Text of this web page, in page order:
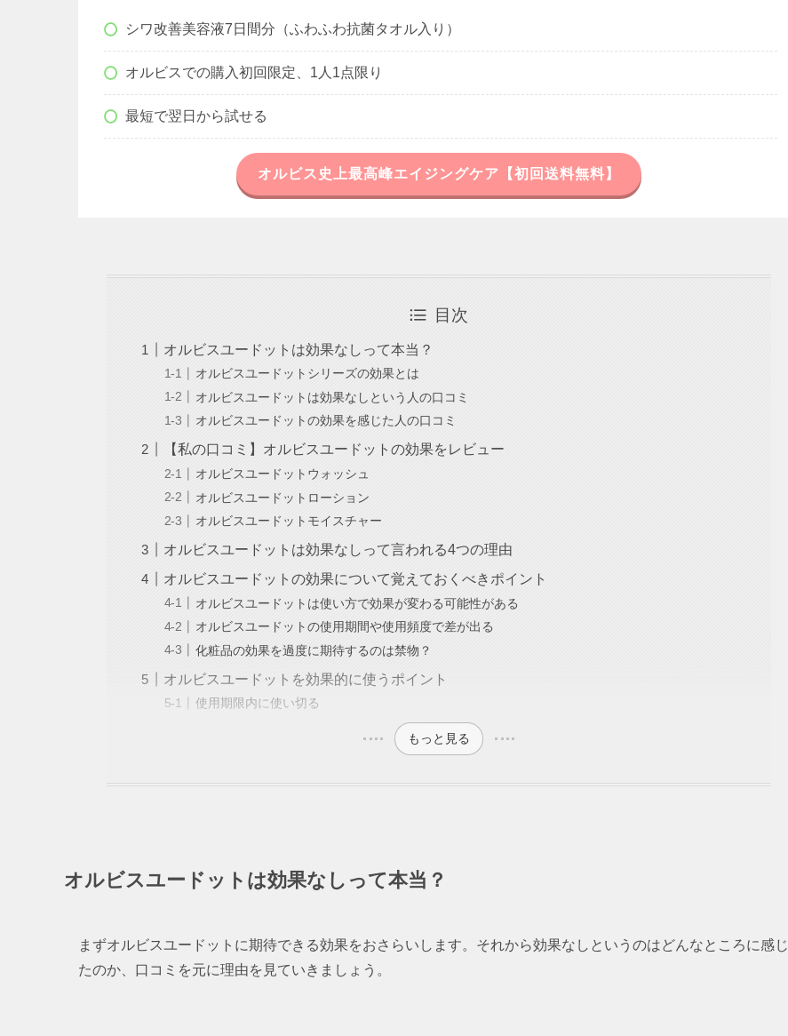
シワ改善美容液7日間分（ふわふわ抗菌タオル入り）
オルビスでの購入初回限定、1人1点限り
最短で翌日から試せる
オルビス史上最高峰エイジングケア【初回送料無料】
目次
オルビスユードットは効果なしって本当？
オルビスユードットシリーズの効果とは
オルビスユードットは効果なしという人の口コミ
オルビスユードットの効果を感じた人の口コミ
【私の口コミ】オルビスユードットの効果をレビュー
オルビスユードットウォッシュ
オルビスユードットローション
オルビスユードットモイスチャー
オルビスユードットは効果なしって言われる4つの理由
オルビスユードットの効果について覚えておくべきポイント
オルビスユードットは使い方で効果が変わる可能性がある
オルビスユードットの使用期間や使用頻度で差が出る
化粧品の効果を過度に期待するのは禁物？
オルビスユードットを効果的に使うポイント
使用期限内に使い切る
もっと見る
オルビスユードットは効果なしって本当？
まずオルビスユードットに期待できる効果をおさらいします。それから効果なしというのはどんなところに感じ
たのか、口コミを元に理由を見ていきましょう。